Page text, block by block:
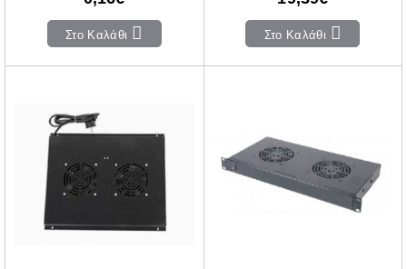
Στο Καλάθι Στο Καλάθι